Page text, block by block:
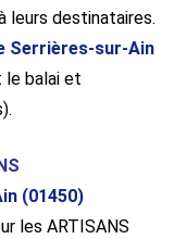
leurs destinataires.
Serrières-sur-Ain
le balai et
(01450)
les ARTISANS